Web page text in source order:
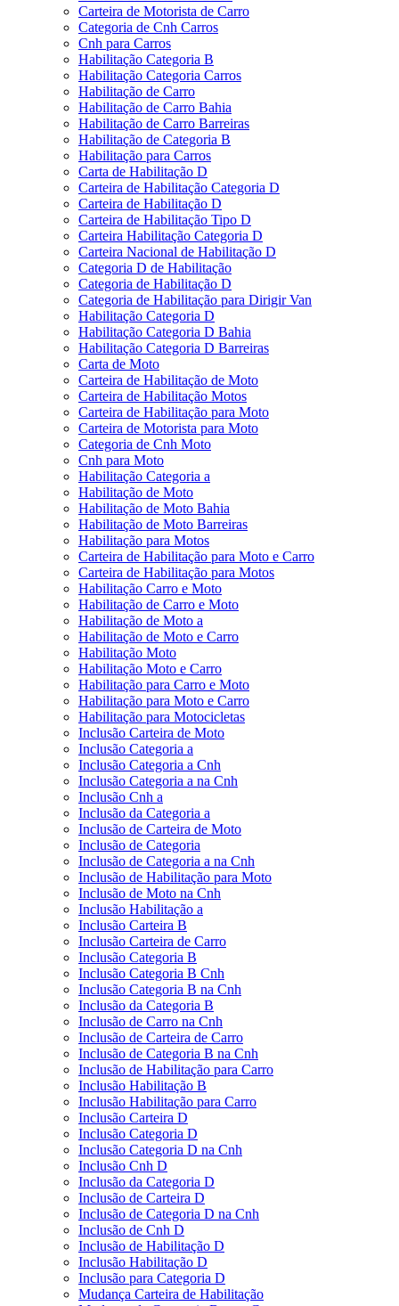
Carteira de Motorista de Carro
Categoria de Cnh Carros
Cnh para Carros
Habilitação Categoria B
Habilitação Categoria Carros
Habilitação de Carro
Habilitação de Carro Bahia
Habilitação de Carro Barreiras
Habilitação de Categoria B
Habilitação para Carros
Carta de Habilitação D
Carteira de Habilitação Categoria D
Carteira de Habilitação D
Carteira de Habilitação Tipo D
Carteira Habilitação Categoria D
Carteira Nacional de Habilitação D
Categoria D de Habilitação
Categoria de Habilitação D
Categoria de Habilitação para Dirigir Van
Habilitação Categoria D
Habilitação Categoria D Bahia
Habilitação Categoria D Barreiras
Carta de Moto
Carteira de Habilitação de Moto
Carteira de Habilitação Motos
Carteira de Habilitação para Moto
Carteira de Motorista para Moto
Categoria de Cnh Moto
Cnh para Moto
Habilitação Categoria a
Habilitação de Moto
Habilitação de Moto Bahia
Habilitação de Moto Barreiras
Habilitação para Motos
Carteira de Habilitação para Moto e Carro
Carteira de Habilitação para Motos
Habilitação Carro e Moto
Habilitação de Carro e Moto
Habilitação de Moto a
Habilitação de Moto e Carro
Habilitação Moto
Habilitação Moto e Carro
Habilitação para Carro e Moto
Habilitação para Moto e Carro
Habilitação para Motocicletas
Inclusão Carteira de Moto
Inclusão Categoria a
Inclusão Categoria a Cnh
Inclusão Categoria a na Cnh
Inclusão Cnh a
Inclusão da Categoria a
Inclusão de Carteira de Moto
Inclusão de Categoria
Inclusão de Categoria a na Cnh
Inclusão de Habilitação para Moto
Inclusão de Moto na Cnh
Inclusão Habilitação a
Inclusão Carteira B
Inclusão Carteira de Carro
Inclusão Categoria B
Inclusão Categoria B Cnh
Inclusão Categoria B na Cnh
Inclusão da Categoria B
Inclusão de Carro na Cnh
Inclusão de Carteira de Carro
Inclusão de Categoria B na Cnh
Inclusão de Habilitação para Carro
Inclusão Habilitação B
Inclusão Habilitação para Carro
Inclusão Carteira D
Inclusão Categoria D
Inclusão Categoria D na Cnh
Inclusão Cnh D
Inclusão da Categoria D
Inclusão de Carteira D
Inclusão de Categoria D na Cnh
Inclusão de Cnh D
Inclusão de Habilitação D
Inclusão Habilitação D
Inclusão para Categoria D
Mudança Carteira de Habilitação